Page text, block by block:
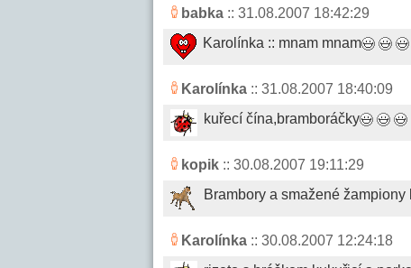
babka :: 31.08.2007 18:42:29
Karolínka :: mnam mnam
Karolínka :: 31.08.2007 18:40:09
kuřecí čína,bramboráčky
kopik :: 30.08.2007 19:11:29
Brambory a smažené žampiony
Karolínka :: 30.08.2007 12:24:18